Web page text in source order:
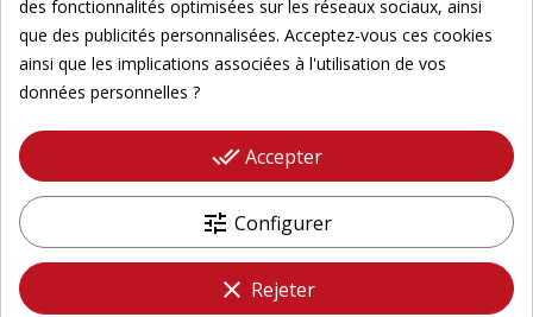
 
Sublime
Très belle couleur qui change au fil des jours .. à la fois vive et
douce !! Elle égaye ma petite collection.
Par Sandrine B. le 31/07/2018  0- 0
des fonctionnalités optimisées sur les réseaux sociaux, ainsi
que des publicités personnalisées. Acceptez-vous ces cookies
ainsi que les implications associées à l'utilisation de vos
données personnelles ?
done_all Accepter
tune Configurer
clear Rejeter